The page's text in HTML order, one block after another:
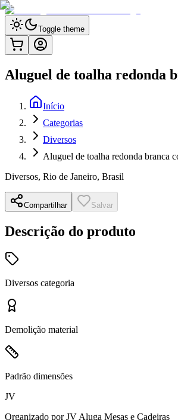
Toggle theme
Aluguel de toalha redonda
Início
Categorias
Diversos
Aluguel de toalha redonda branca
Diversos, Rio de Janeiro, Brasil
Compartilhar Salvar
Descrição do produto
Diversos categoria
Demolição material
Padrão dimensões
JV
Organizado porJV Aluga Mesas e Cadeiras